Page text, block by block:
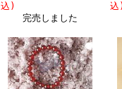
込)
完売しました